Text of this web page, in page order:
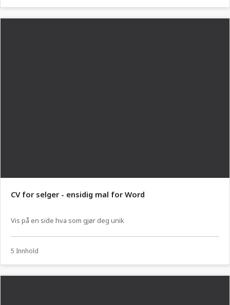
CV for selger - ensidig mal for Word
Vis på en side hva som gjør deg unik
5 Innhold